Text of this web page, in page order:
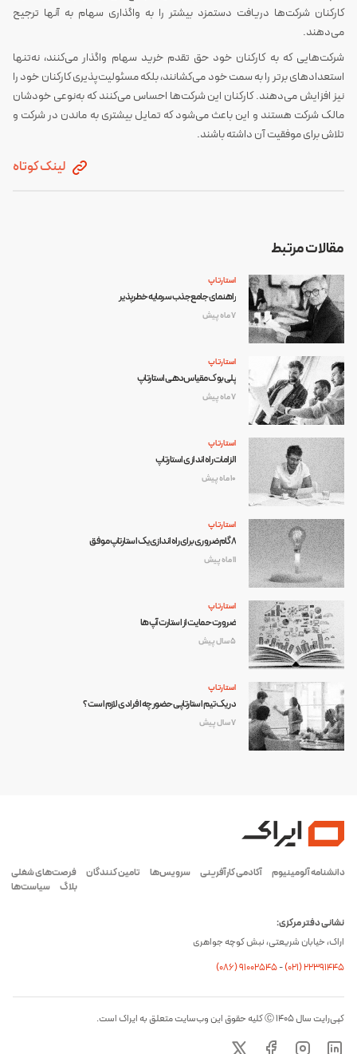
کارکنان شرکت‌ها دریافت دستمزد بیشتر را به واگذاری سهام به آنها ترجیح
می‌دهند.
شرکت‌هایی که به کارکنان خود حق تقدم خرید سهام واگذار می‌کنند، نه‌تنها
استعدادهای برتر را به سمت خود می‌کشانند، بلکه مسئولیت‌پذیری کارکنان خود را
نیز افزایش می‌دهند. کارکنان این شرکت‌ها احساس می‌کنند که به‌نوعی خودشان
مالک شرکت هستند و این باعث می‌شود که تمایل بیشتری به ماندن در شرکت و
تلاش برای موفقیت آن داشته باشند.
لینک کوتاه
مقالات مرتبط
استارتاپ
راهنمای جامع جذب سرمایه خطرپذیر
7 ماه پیش
استارتاپ
پلی‌بوک مقیاس‌دهی استارتاپ
7 ماه پیش
استارتاپ
الزامات راه‌اندازی استارتاپ
10 ماه پیش
استارتاپ
۸ گام ضروری برای راه‌اندازی یک استارتاپ موفق
11 ماه پیش
استارتاپ
ضرورت حمایت از استارت آپ ها
5 سال پیش
استارتاپ
در یک تیم استارتاپی حضور چه افرادی لازم است؟
7 سال پیش
دانشنامه آلومینیوم آکادمی کارآفرینی سرویس‌ها تامین کنندگان
فرصت‌های شغلی
بلاگ
سیاست‌ها
نشانی دفتر مرکزی:
اراک، خیابان شریعتی، نبش کوچه جواهری
(۰۸۶) ۹۱۰۰۲۵۴۵-(۰21) 22391445
کپی‌رایت سال ۱۴۰۵ Ⓒ کلیه حقوق این وب‌سایت متعلق به ایراک است.